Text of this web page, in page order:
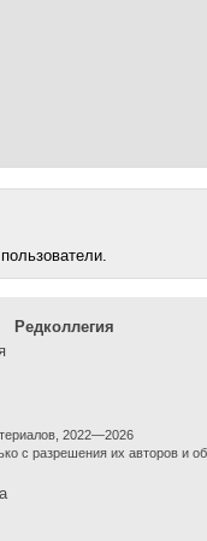
Редколлегия
2022—2026
с разрешения их авторов и